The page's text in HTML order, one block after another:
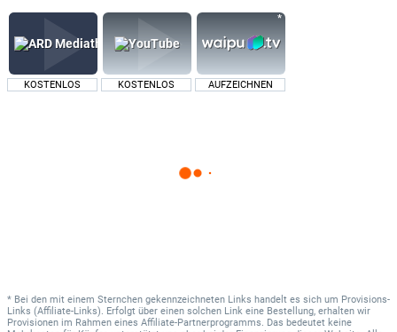
KOSTENLOS KOSTENLOS AUFZEICHNEN
* Bei den mit einem Sternchen gekennzeichneten Links handelt es sich um Provisions-
Links (Affiliate-Links). Erfolgt über einen solchen Link eine Bestellung, erhalten wir
Provisionen im Rahmen eines Affiliate-Partnerprogramms. Das bedeutet keine